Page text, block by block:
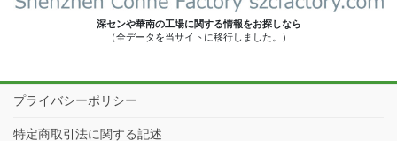
深センや華南の工場に関する情報をお探しなら
（全データを当サイトに移行しました。）
プライバシーポリシー
特定商取引法に関する記述